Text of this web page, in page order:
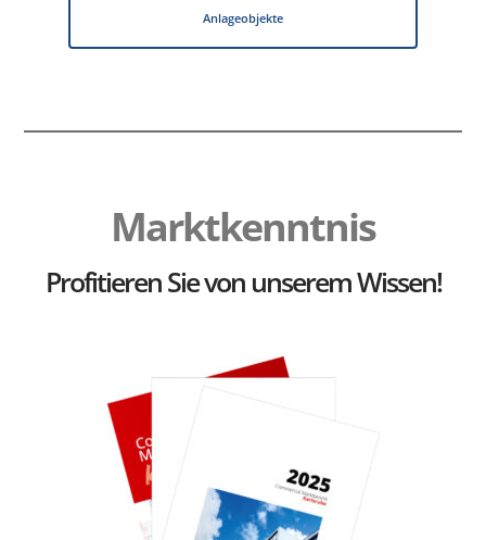
Anlageobjekte
Marktkenntnis
Profitieren Sie von unserem Wissen!